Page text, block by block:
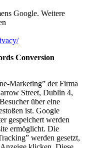
Google. Weitere
Conversion
Marketing” der Firma
Street, Dublin 4,
über eine
ist. Google
gespeichert werden
ermöglicht. Die
werden gesetzt,